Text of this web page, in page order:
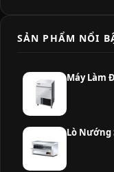
SẢN PHẨM NỔI
Máy Làm
Lò Nướng